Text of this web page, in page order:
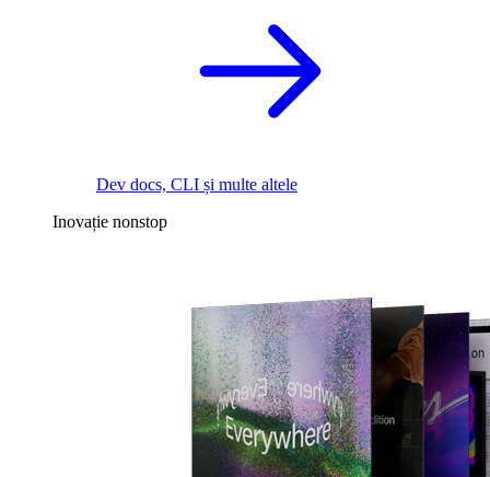
Dev docs, CLI și multe altele
Inovație nonstop